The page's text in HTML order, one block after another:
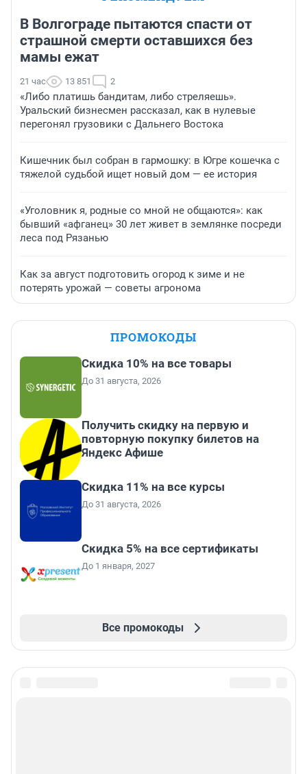
В Волгограде пытаются спасти от
страшной смерти оставшихся без
мамы ежат
21 час 13 851 2
«Либо платишь бандитам, либо стреляешь».
Уральский бизнесмен рассказал, как в нулевые
перегонял грузовики с Дальнего Востока
Кишечник был собран в гармошку: в Югре кошечка с
тяжелой судьбой ищет новый дом — ее история
«Уголовник я, родные со мной не общаются»: как
бывший «афганец» 30 лет живет в землянке посреди
леса под Рязанью
Как за август подготовить огород к зиме и не
потерять урожай — советы агронома
ПРОМОКОДЫ
Скидка 10% на все товары
До 31 августа, 2026
Получить скидку на первую и
повторную покупку билетов на
Яндекс Афише
Скидка 11% на все курсы
До 31 августа, 2026
Скидка 5% на все сертификаты
До 1 января, 2027
Все промокоды